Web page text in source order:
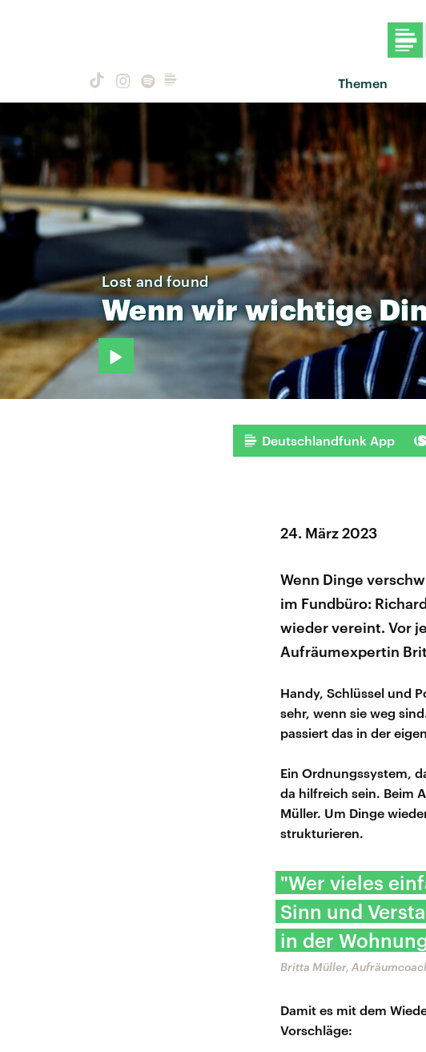
Themen
Lost and found
Wennwirwichtige
Deutschlandfunk App
24. März 2023
Wenn Dinge
im Fundbüro:
wieder vereint. Vor
Aufräumexpertin
Handy, Schlüssel und
sehr, wenn sie weg
passiert das in der
Ein Ordnungssystem,
da hilfreich sein. Beim
Müller. Um Dinge
strukturieren.
"Wer vieles
Sinn und
in der
Britta Müller,
Damit es mit dem
Vorschläge: